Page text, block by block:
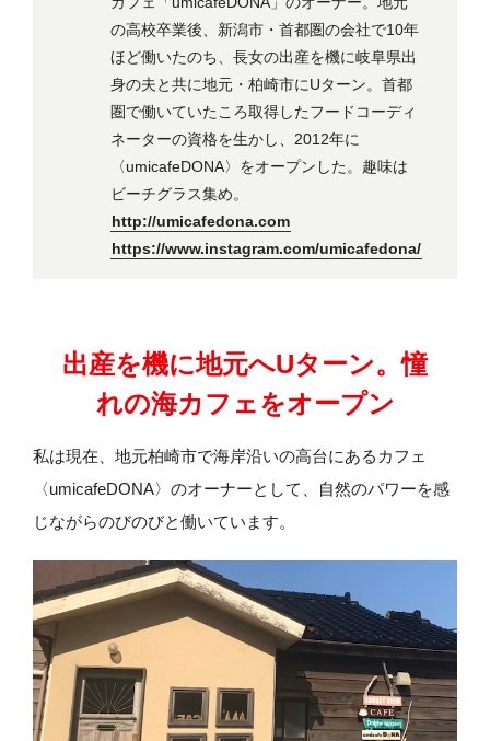
の高校卒業後、新潟市・首都圏の会社で10年
ほど働いたのち、長女の出産を機に岐阜県出
身の夫と共に地元・柏崎市にUターン。首都
圏で働いていたころ取得したフードコーディ
ネーターの資格を生かし、2012年に
〈umicafeDONA〉をオープンした。趣味は
ビーチグラス集め。
http://umicafedona.com
https://www.instagram.com/umicafedona/
出産を機に地元へUターン。憧
れの海カフェをオープン
私は現在、地元柏崎市で海岸沿いの高台にあるカフェ
〈umicafeDONA〉のオーナーとして、自然のパワーを感
じながらのびのびと働いています。